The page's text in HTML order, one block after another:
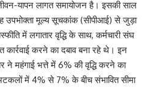
यापन लागत समायोजन है। इसकी साल
उपभोक्ता मूल्य सूचकांक (सीपीआई) से जुड़ा
में लगातार वृद्धि के साथ, कर्मचारी संघ
करने का दबाव बना रहे थे। इन
ने महंगाई भत्ते में 6% की वृद्धि करने का
में 4% से 7% के बीच संभावित सीमा